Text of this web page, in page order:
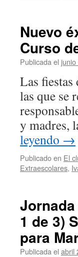
Nuevo
Curso
Publicada el
Las fiestas
las que se
y madres,
leyendo →
Publicado en El
Extraescolares,
1 de 3)
para
Publicada el abril